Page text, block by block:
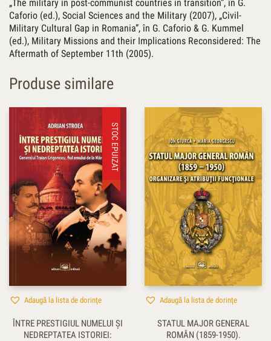
„The military in post-communist countries in transition”, în G.
Caforio (ed.), Social Sciences and the Military (2007), „Civil-
Military Cultural Gap in Romania”, în G. Caforio & G. Kummel
(ed.), Military Missions and their Implications Reconsidered: The
Aftermath of September 11th (2005).
Produse similare
STOC EPUIZAT
Adaugă la lista de dorințe
ÎNTRE PRESTIGIUL NUMELUI ŞI
NEDREPTATEA ISTORIEI:
Adaugă la lista de dorințe
STATUL MAJOR GENERAL
ROMÂN (1859-1950).